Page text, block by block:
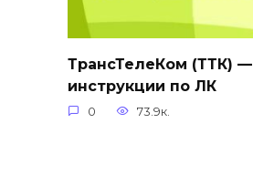
ТрансТелеКом (ТТК) —
инструкции по ЛК
0 73.9к.